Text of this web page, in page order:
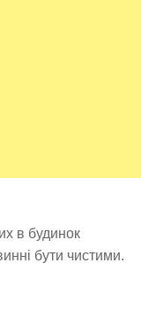
в будинок
бути чистими.